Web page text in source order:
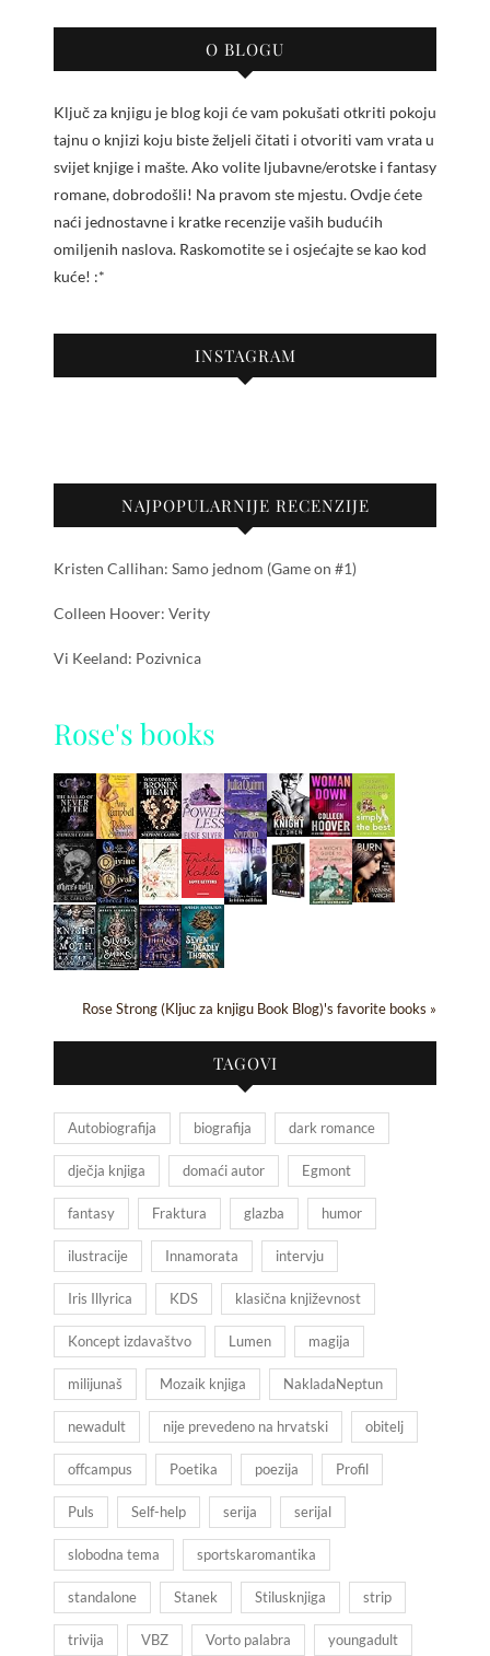
O BLOGU
Ključ za knjigu je blog koji će vam pokušati otkriti pokoju
tajnu o knjizi koju biste željeli čitati i otvoriti vam vrata u
svijet knjige i mašte. Ako volite ljubavne/erotske i fantasy
romane, dobrodošli! Na pravom ste mjestu. Ovdje ćete
naći jednostavne i kratke recenzije vaših budućih
omiljenih naslova. Raskomotite se i osjećajte se kao kod
kuće! :*
INSTAGRAM
NAJPOPULARNIJE RECENZIJE
Kristen Callihan: Samo jednom (Game on #1)
Colleen Hoover: Verity
Vi Keeland: Pozivnica
Rose's books
Rose Strong (Kljuc za knjigu Book Blog)'s favorite books »
TAGOVI
Autobiografija biografija dark romance
dječja knjiga domaći autor Egmont
fantasy Fraktura glazba humor
ilustracije Innamorata intervju
Iris Illyrica KDS klasična književnost
Koncept izdavaštvo Lumen magija
milijunaš Mozaik knjiga NakladaNeptun
newadult nije prevedeno na hrvatski obitelj
offcampus Poetika poezija Profil
Puls Self-help serija serijal
slobodna tema sportskaromantika
standalone Stanek Stilusknjiga strip
trivija VBZ Vorto palabra youngadult